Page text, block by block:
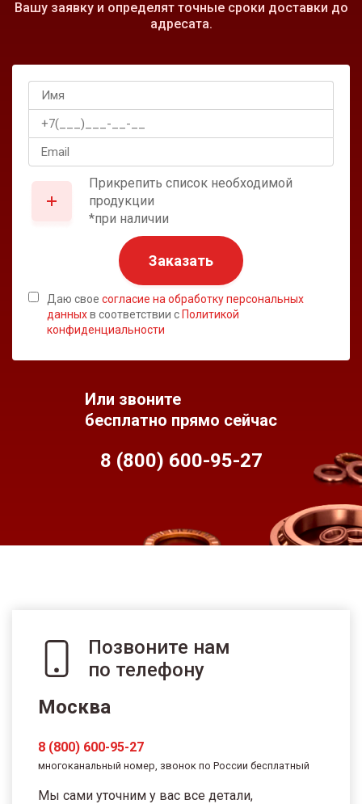
Вашу заявку и определят точные сроки доставки до
адресата.
Прикрепить список необходимой
продукции
*при наличии
Заказать
Даю свое согласие на обработку персональных
данныхв соответствии с Политикой
конфиденциальности
Или звоните
бесплатно прямо сейчас
8 (800) 600-95-27
Позвоните нам
по телефону
Москва
8 (800) 600-95-27
многоканальный номер, звонок по России бесплатный
Мы сами уточним у вас все детали,